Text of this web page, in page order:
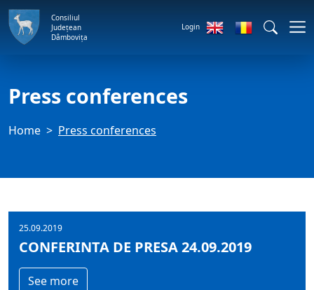
Consiliul
Județean
Dâmbovița
Login
Press conferences
Home Press conferences
25.09.2019
CONFERINTA DE PRESA 24.09.2019
See more